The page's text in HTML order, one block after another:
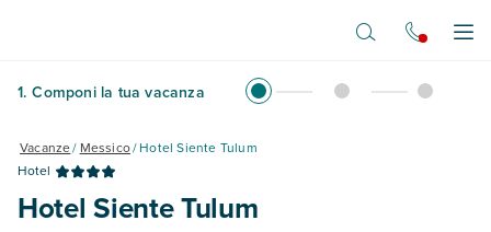
1. Componi la tua vacanza
Vacanze/ Messico/Hotel Siente Tulum
Hotel
Hotel Siente Tulum